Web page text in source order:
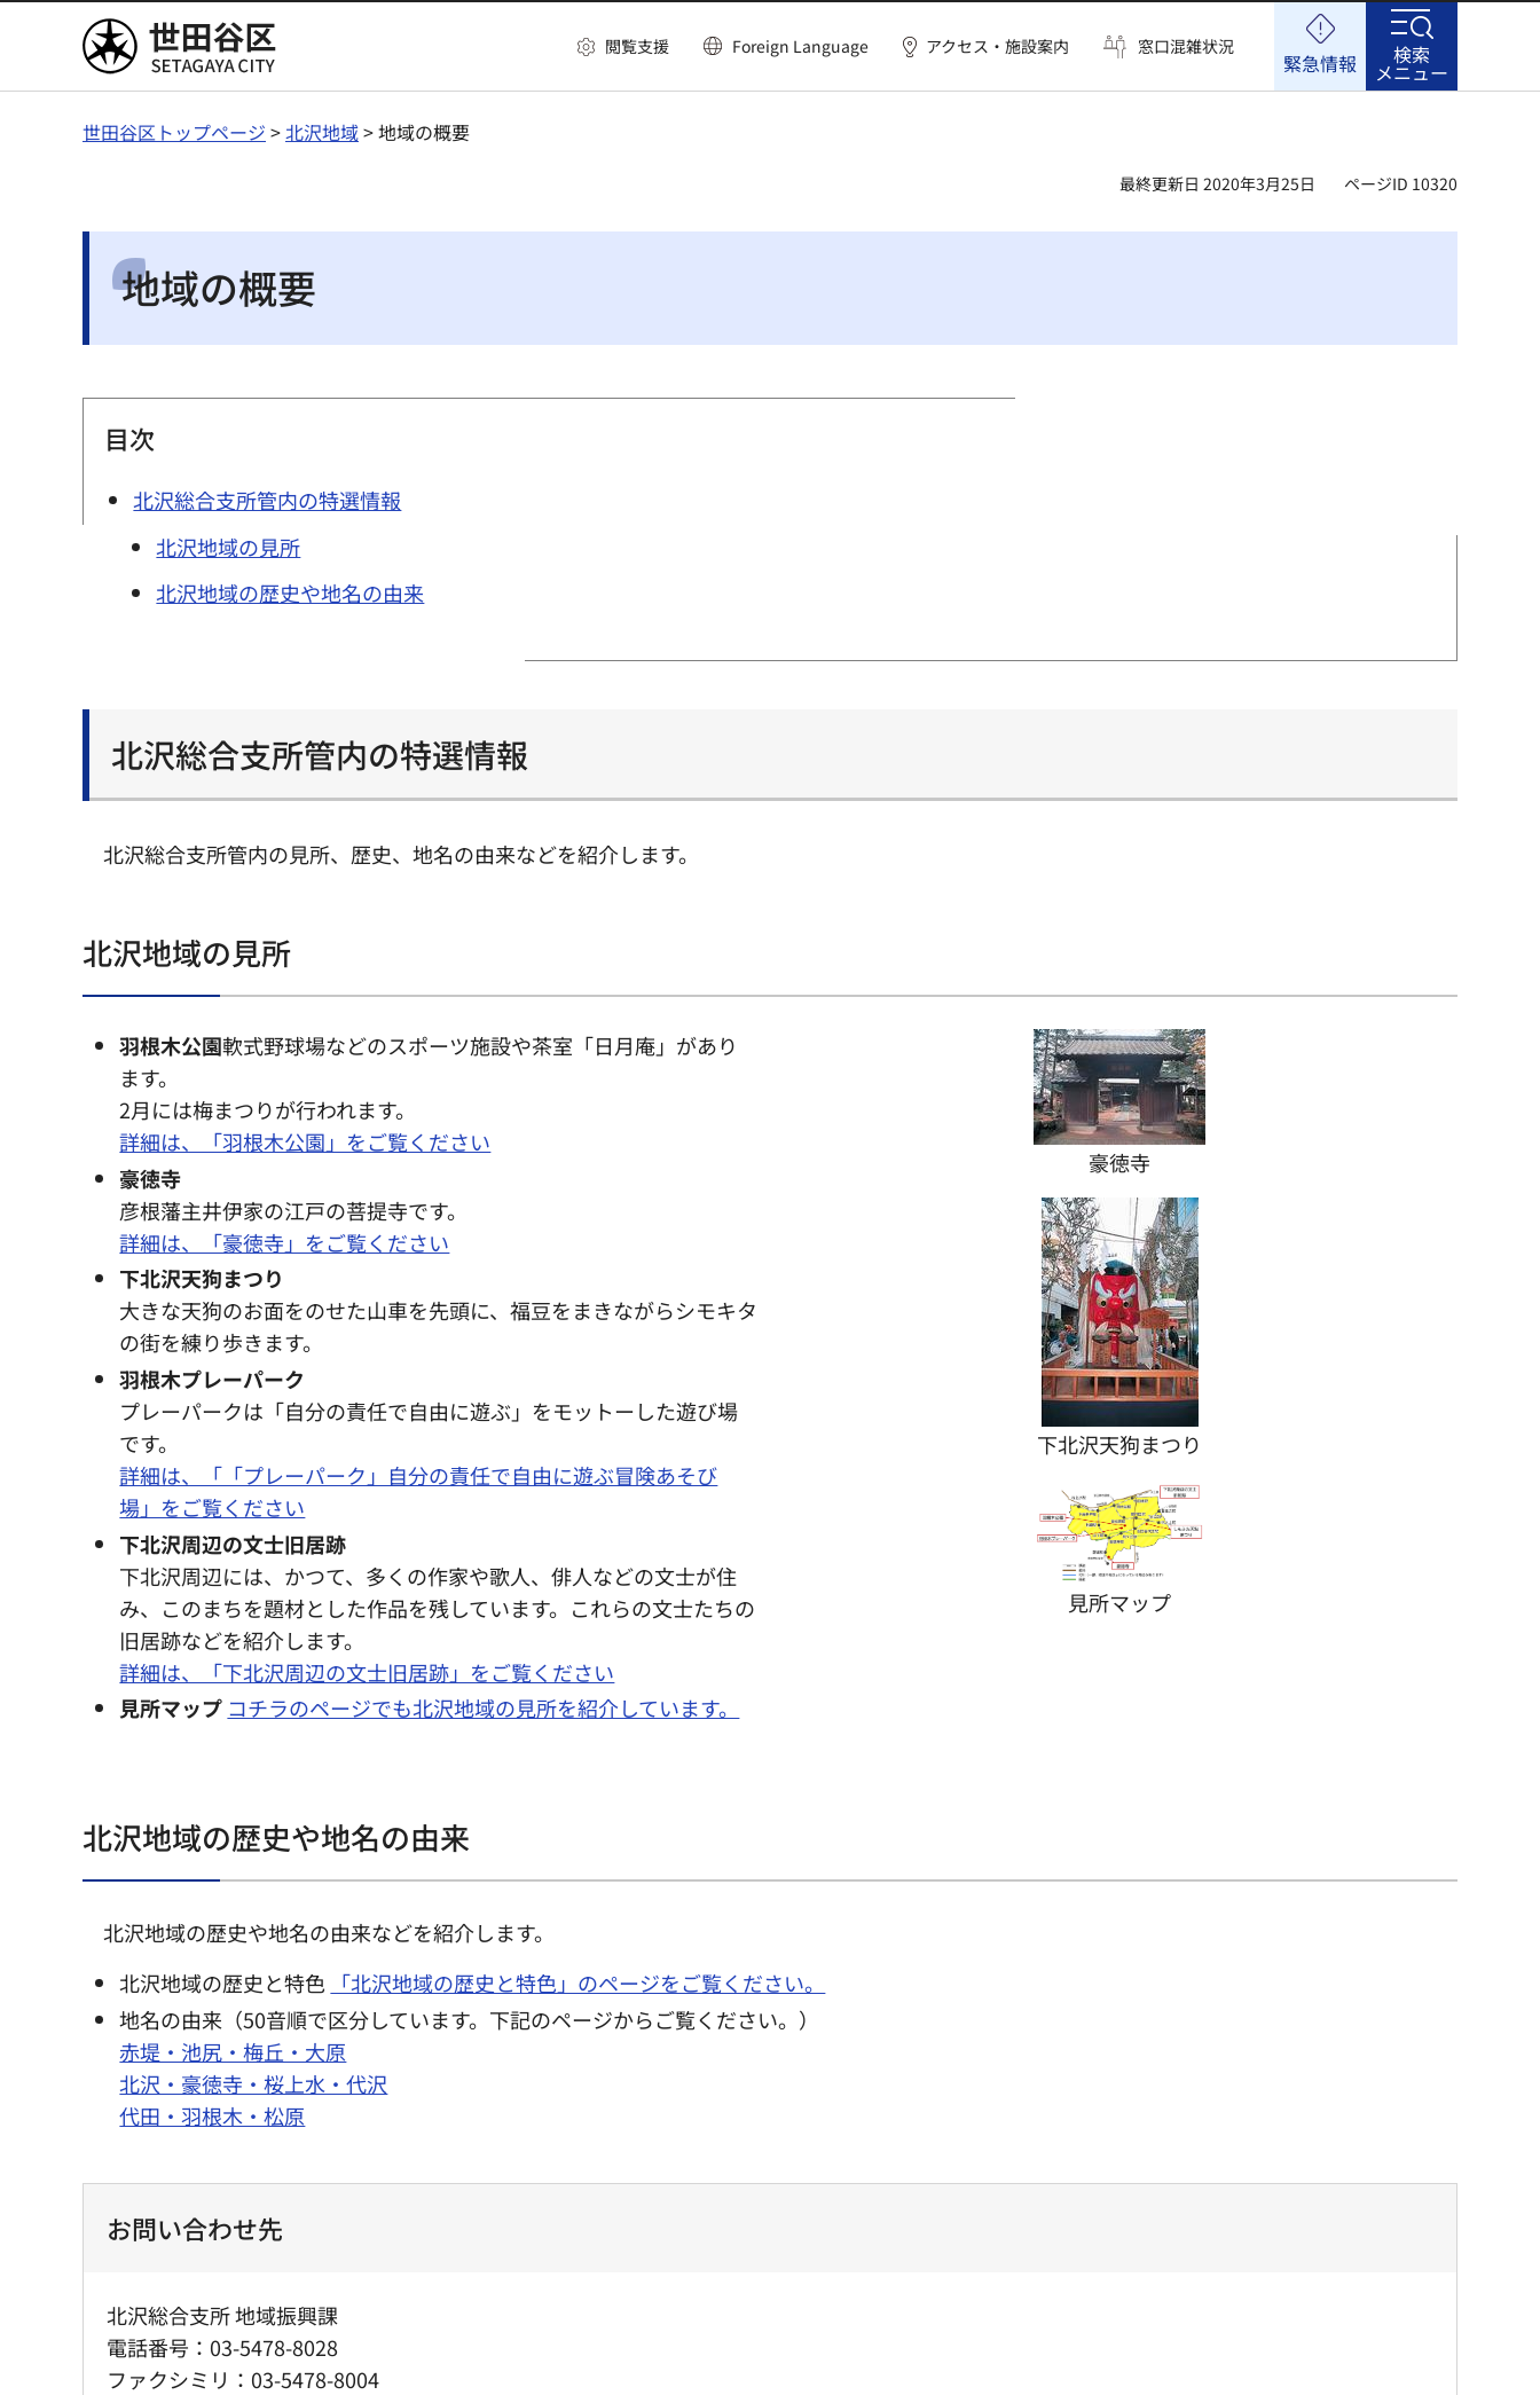
世田谷区 閲覧支援 Foreign Language アクセス・施設案内 窓口混雑状況
緊急情報 検索
メニュー
世田谷区トップページ >北沢地域> 地域の概要
最終更新日 2020年3月25日 ページID 10320
地域の概要
目次
北沢総合支所管内の特選情報
北沢地域の見所
北沢地域の歴史や地名の由来
北沢総合支所管内の特選情報
北沢総合支所管内の見所、歴史、地名の由来などを紹介します。
北沢地域の見所
羽根木公園軟式野球場などのスポーツ施設や茶室「日月庵」があり
ます。
2月には梅まつりが行われます。
詳細は、「羽根木公園」をご覧ください
豪徳寺
彦根藩主井伊家の江戸の菩提寺です。
詳細は、「豪徳寺」をご覧ください
下北沢天狗まつり
大きな天狗のお面をのせた山車を先頭に、福豆をまきながらシモキタ
の街を練り歩きます。
羽根木プレーパーク
プレーパークは「自分の責任で自由に遊ぶ」をモットーした遊び場
です。
詳細は、「「プレーパーク」自分の責任で自由に遊ぶ冒険あそび
場」をご覧ください
下北沢周辺の文士旧居跡
下北沢周辺には、かつて、多くの作家や歌人、俳人などの文士が住
み、このまちを題材とした作品を残しています。これらの文士たちの
旧居跡などを紹介します。
詳細は、「下北沢周辺の文士旧居跡」をご覧ください
見所マップ コチラのページでも北沢地域の見所を紹介しています。
豪徳寺
下北沢天狗まつり
見所マップ
北沢地域の歴史や地名の由来
北沢地域の歴史や地名の由来などを紹介します。
北沢地域の歴史と特色
「北沢地域の歴史と特色」のページをご覧ください。
地名の由来（50音順で区分しています。下記のページからご覧ください。）
赤堤・池尻・梅丘・大原
北沢・豪徳寺・桜上水・代沢
代田・羽根木・松原
お問い合わせ先
北沢総合支所 地域振興課
電話番号：03-5478-8028
ファクシミリ：03-5478-8004